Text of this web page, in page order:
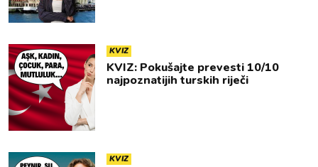
KVIZ
KVIZ: Pokušajte prevesti 10/10
najpoznatijih turskih riječi
KVIZ